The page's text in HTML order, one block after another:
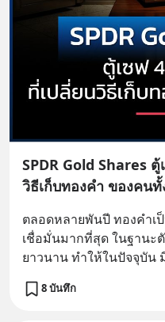
SPDR Gold Shares
วิธีเก็บทองคำ ของคนทั้
ตลอดหลายพันปี ทองคำ
เชื่อมั่นมากที่สุด ในฐานะ
ยาวนาน ทำให้ในปัจจุบัน
8 บันทึก